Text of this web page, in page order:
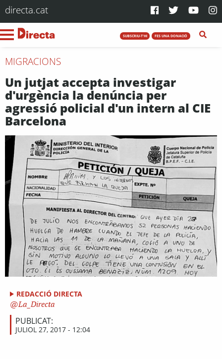
directa.cat
SUBSCRIU-T'HI FES UNA DONACIÓ
MIGRACIONS
Un jutjat accepta investigar
d'urgència la denúncia per
agressió policial d'un intern al CIE
Barcelona
REDACCIÓ DIRECTA
La_Directa
PUBLICAT:
JULIOL 27, 2017 - 12:04